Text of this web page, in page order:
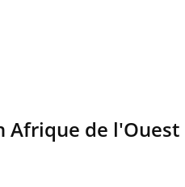
Afrique de l'Ouest